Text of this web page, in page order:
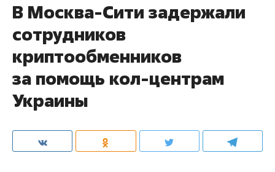
В Москва-Сити задержали
сотрудников
криптообменников
за помощь кол-центрам
Украины